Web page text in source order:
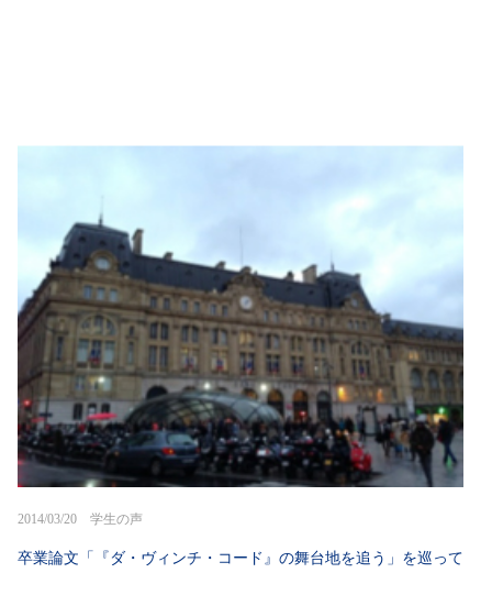
2014/03/20 学生の声
卒業論文「『ダ・ヴィンチ・コード』の舞台地を追う」を巡って